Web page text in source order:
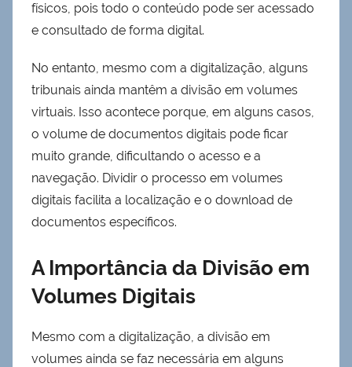
físicos, pois todo o conteúdo pode ser acessado
e consultado de forma digital.
No entanto, mesmo com a digitalização, alguns
tribunais ainda mantêm a divisão em volumes
virtuais. Isso acontece porque, em alguns casos,
o volume de documentos digitais pode ficar
muito grande, dificultando o acesso e a
navegação. Dividir o processo em volumes
digitais facilita a localização e o download de
documentos específicos.
A Importância da Divisão em
Volumes Digitais
Mesmo com a digitalização, a divisão em
volumes ainda se faz necessária em alguns